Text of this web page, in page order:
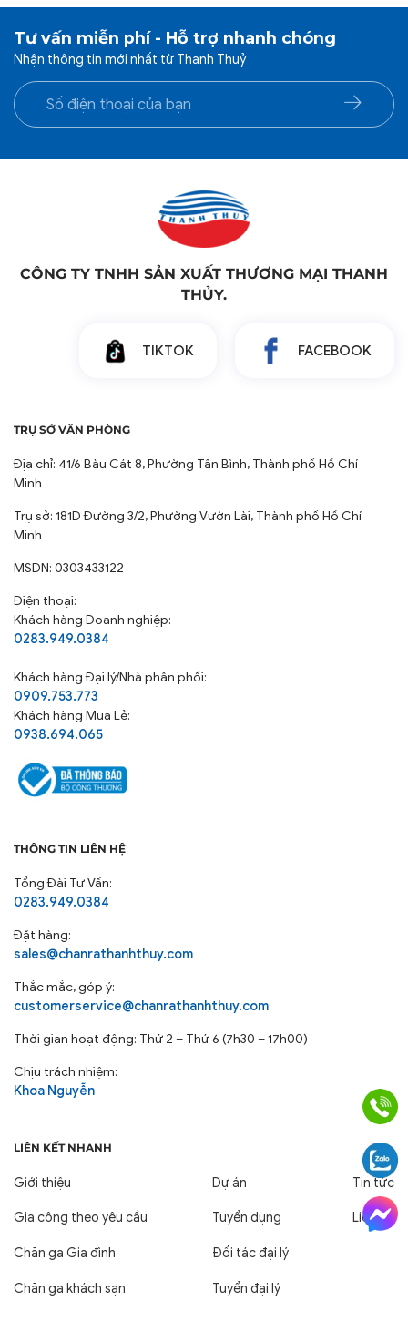
đến
455.000 ₫
Tư vấn miễn phí - Hỗ trợ nhanh chóng
Nhận thông tin mới nhất từ Thanh Thuỷ
CÔNG TY TNHH SẢN XUẤT THƯƠNG MẠI THANH
THỦY.
TIKTOK FACEBOOK
TRỤ SỞ VĂN PHÒNG
Địa chỉ: 41/6 Bàu Cát 8, Phường Tân Bình, Thành phố Hồ Chí
Minh
Trụ sở: 181D Đường 3/2, Phường Vườn Lài, Thành phố Hồ Chí
Minh
MSDN: 0303433122
Điện thoại:
Khách hàng Doanh nghiệp:
0283.949.0384
Khách hàngĐại lý/Nhà phân phối:
0909.753.773
Khách hàng Mua Lẻ:
0938.694.065
THÔNG TIN LIÊN HỆ
Tổng Đài Tư Vấn:
0283.949.0384
Đặt hàng:
sales@chanrathanhthuy.com
Thắc mắc, góp ý:
customerservice@chanrathanhthuy.com
Thời gian hoạt động: Thứ 2 – Thứ 6 (7h30 – 17h00)
Chịu trách nhiệm:
Khoa Nguyễn
LIÊN KẾT NHANH
Giới thiệu
Gia công theo yêu cầu
Chăn ga Gia đình
Chăn ga khách sạn
Dự án
Tuyển dụng
Đối tác đại lý
Tuyển đại lý
Tin tức
Liên hệ